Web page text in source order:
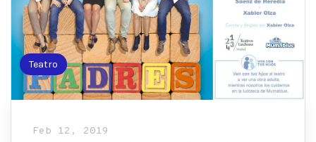
Teatro
Feb 12, 2019